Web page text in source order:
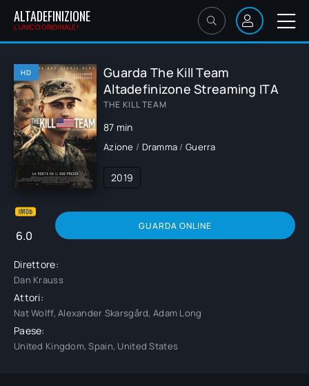
ALTADEFINIZIONE
L'UNICO ORIGINALE!
HD
Guarda The Kill Team
Altadefinizone Streaming ITA
THE KILL TEAM
87 min
Azione / Dramma /Guerra
2019
6.0
GUARDA ONLINE
Direttore:
Dan Krauss
Attori:
Nat Wolff, Alexander Skarsgård, Adam Long
Paese:
United Kingdom, Spain, United States